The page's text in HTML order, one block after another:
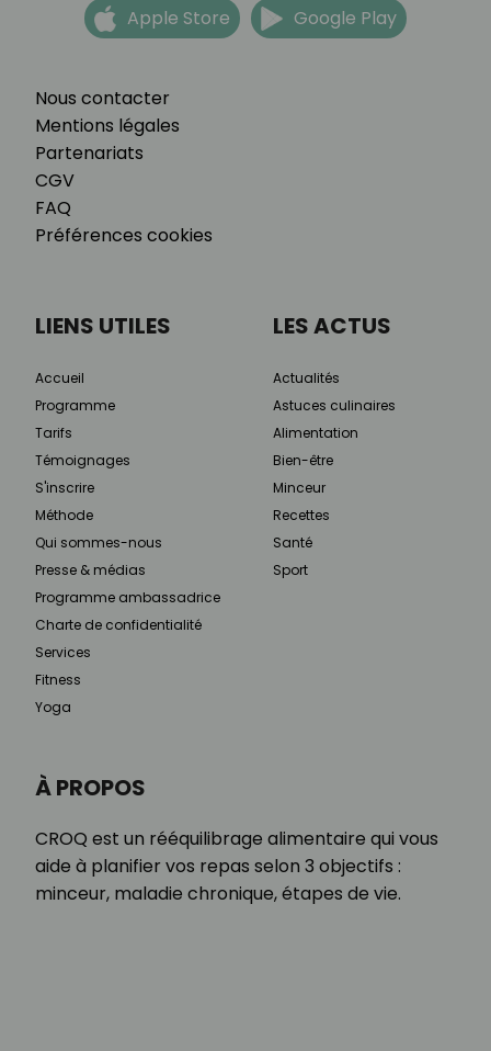
Nous contacter
Mentions légales
Partenariats
CGV
FAQ
Préférences cookies
Apple Store Google Play
À PROPOS
CROQ est un rééquilibrage alimentaire qui vous
aide à planifier vos repas selon 3 objectifs :
minceur, maladie chronique, étapes de vie.
LIENS UTILES
Accueil
Programme
Tarifs
Témoignages
S'inscrire
Méthode
Qui sommes-nous
Presse & médias
Programme ambassadrice
Charte de confidentialité
Services
Fitness
Yoga
LES ACTUS
Actualités
Astuces culinaires
Alimentation
Bien-être
Minceur
Recettes
Santé
Sport